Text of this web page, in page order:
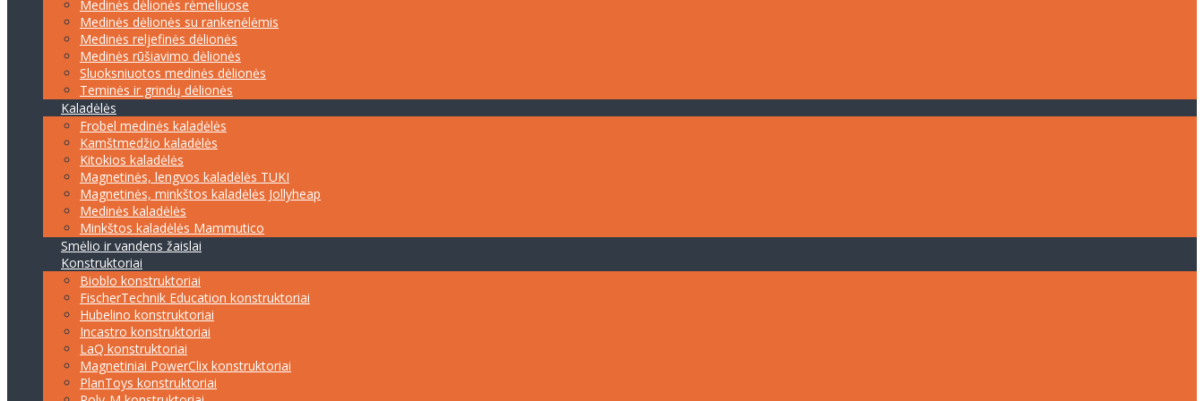
Medinės dėlionės rėmeliuose
Medinės dėlionės su rankenėlėmis
Medinės reljefinės dėlionės
Medinės rūšiavimo dėlionės
Sluoksniuotos medinės dėlionės
Teminės ir grindų dėlionės
Kaladėlės
Frobel medinės kaladėlės
Kamštmedžio kaladėlės
Kitokios kaladėlės
Magnetinės, lengvos kaladėlės TUKI
Magnetinės, minkštos kaladėlės Jollyheap
Medinės kaladėlės
Minkštos kaladėlės Mammutico
Smėlio ir vandens žaislai
Konstruktoriai
Bioblo konstruktoriai
FischerTechnik Education konstruktoriai
Hubelino konstruktoriai
Incastro konstruktoriai
LaQ konstruktoriai
Magnetiniai PowerClix konstruktoriai
PlanToys konstruktoriai